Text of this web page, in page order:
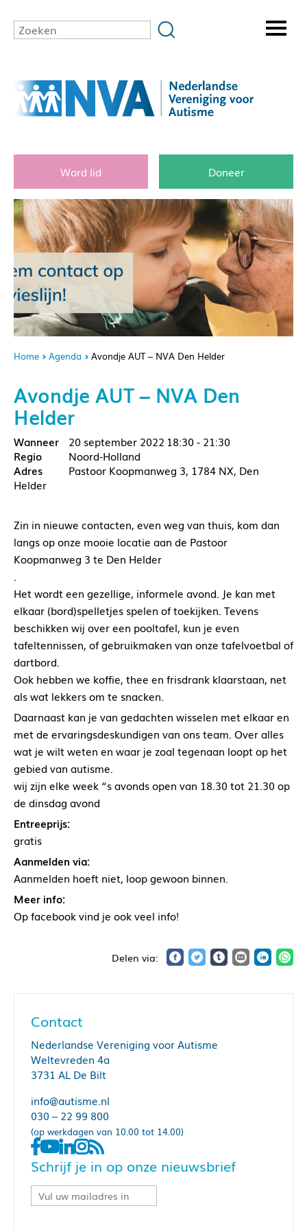
Word lid Doneer
Home Agenda Avondje AUT – NVA Den Helder
Avondje AUT – NVA Den
Helder
20 september 2022 18:30 - 21:30
Noord-Holland
Pastoor Koopmanweg 3, 1784 NX, Den
Helder
Zin in nieuwe contacten, even weg van thuis, kom dan
langs op onze mooie locatie aan de Pastoor
Koopmanweg 3 te Den Helder
.
Het wordt een gezellige, informele avond. Je kan met
elkaar (bord)spelletjes spelen of toekijken. Tevens
beschikken wij over een pooltafel, kun je even
tafeltennissen, of gebruikmaken van onze tafelvoetbal of
dartbord.
Ook hebben we koffie, thee en frisdrank klaarstaan, net
als wat lekkers om te snacken.
Daarnaast kan je van gedachten wisselen met elkaar en
met de ervaringsdeskundigen van ons team. Over alles
wat je wilt weten en waar je zoal tegenaan loopt op het
gebied van autisme.
wij zijn elke week “s avonds open van 18.30 tot 21.30 op
de dinsdag avond
Entreeprijs:
gratis
Aanmelden via:
Aanmelden hoeft niet, loop gewoon binnen.
Meer info:
Op facebook vind je ook veel info!
Contact
Nederlandse Vereniging voor Autisme
Weltevreden 4a
3731 AL De Bilt
info@autisme.nl
030 – 22 99 800
(op werkdagen van 10.00 tot 14.00)
Schrijf je in op onze nieuwsbrief